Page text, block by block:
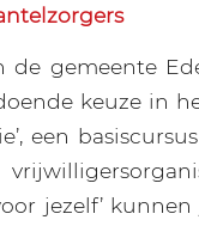
de gemeente
keuze in
een
jezelf’